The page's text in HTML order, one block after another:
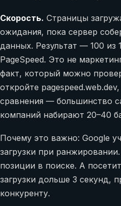
Скорость. Страницы
ожидания, пока сервер
данных. Результат — 100 из
PageSpeed. Это не
факт, который можно
откройте
сравнения — большинство
компаний набирают 20–40
Почему это важно: Google
загрузки при
позиции в поиске. А
загрузки дольше 3 секунд,
конкуренту.